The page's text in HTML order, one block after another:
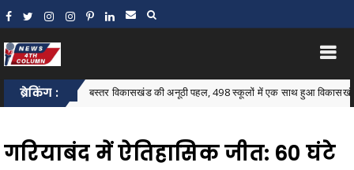
ब्रेकिंग :
बस्तर विकासखंड की अनूठी पहल, 498 स्कूलों में एक साथ हुआ विकासखंड स्तरीय न्यौता
गरियाबंद में ऐतिहासिक जीत: 60 घंटे